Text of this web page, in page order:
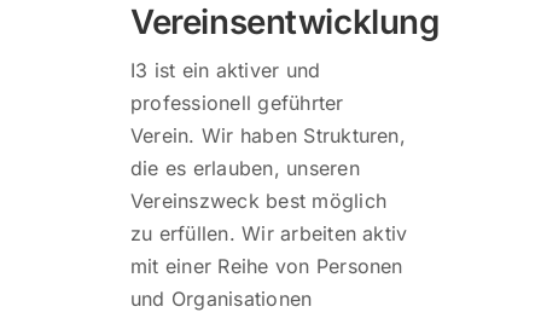
Vereinsentwicklung
I3 ist ein aktiver und
professionell geführter
Verein. Wir haben Strukturen,
die es erlauben, unseren
Vereinszweck best möglich
zu erfüllen. Wir arbeiten aktiv
mit einer Reihe von Personen
und Organisationen